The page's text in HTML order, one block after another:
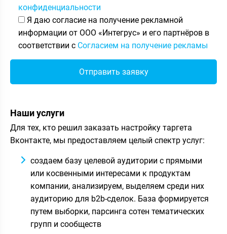
конфиденциальности
Я даю согласие на получение рекламной
информации от ООО «Интегрус» и его партнёров в
соответствии с Согласием на получение рекламы
Наши услуги
Для тех, кто решил заказать настройку таргета
Вконтакте, мы предоставляем целый спектр услуг:
создаем базу целевой аудитории с прямыми
или косвенными интересами к продуктам
компании, анализируем, выделяем среди них
аудиторию для b2b-сделок. База формируется
путем выборки, парсинга сотен тематических
групп и сообществ